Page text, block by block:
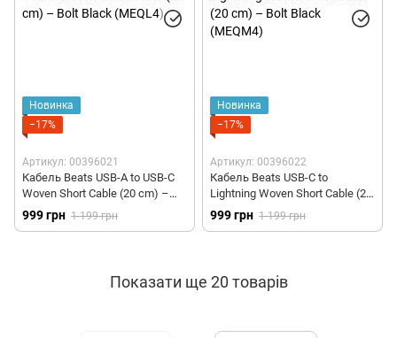
Новинка
−17%
Артикул: 00396021
Кабель Beats USB-A to USB-C
Woven Short Cable (20 cm) –
Bolt Black (MEQL4)
999 грн 1 199 грн
Новинка
−17%
Артикул: 00396022
Кабель Beats USB-C to
Lightning Woven Short Cable (20
cm) – Bolt Black (MEQM4)
999 грн 1 199 грн
Показати ще 20 товарів